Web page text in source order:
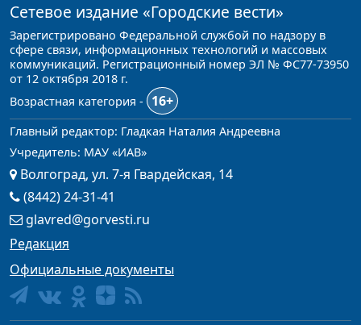
Сетевое издание «Городские вести»
Зарегистрировано Федеральной службой по надзору в
сфере связи, информационных технологий и массовых
коммуникаций. Регистрационный номер ЭЛ № ФС77-73950
от 12 октября 2018 г.
Возрастная категория -
16+
Главный редактор: Гладкая Наталия Андреевна
Учредитель: МАУ «ИАВ»
Волгоград, ул. 7-я Гвардейская, 14
(8442) 24-31-41
glavred@gorvesti.ru
Редакция
Официальные документы